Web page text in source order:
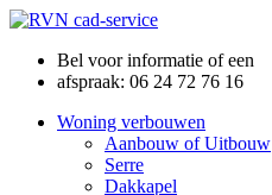
Bel voor informatie of een
afspraak: 06 24 72 76 16
Woning verbouwen
Aanbouw of Uitbouw
Serre
Dakkapel